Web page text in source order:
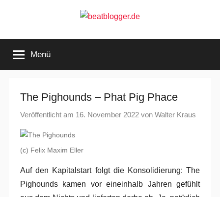
beatblogger.de
the
beat
goes
Menü
The Pighounds – Phat Pig Phace
Veröffentlicht am 16. November 2022 von Walter Kraus
(c) Felix Maxim Eller
Auf den Kapitalstart folgt die Konsolidierung: The
Pighounds kamen vor eineinhalb Jahren gefühlt